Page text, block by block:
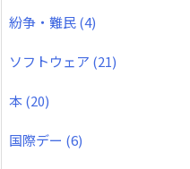
紛争・難民(4)
ソフトウェア (21)
本(20)
国際デー (6)